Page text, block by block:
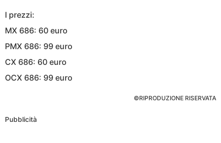
I prezzi:
MX 686: 60 euro
PMX 686: 99 euro
CX 686: 60 euro
OCX 686: 99 euro
©RIPRODUZIONE RISERVATA
Pubblicità